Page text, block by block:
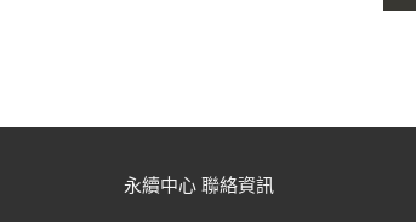
永續中心 聯絡資訊